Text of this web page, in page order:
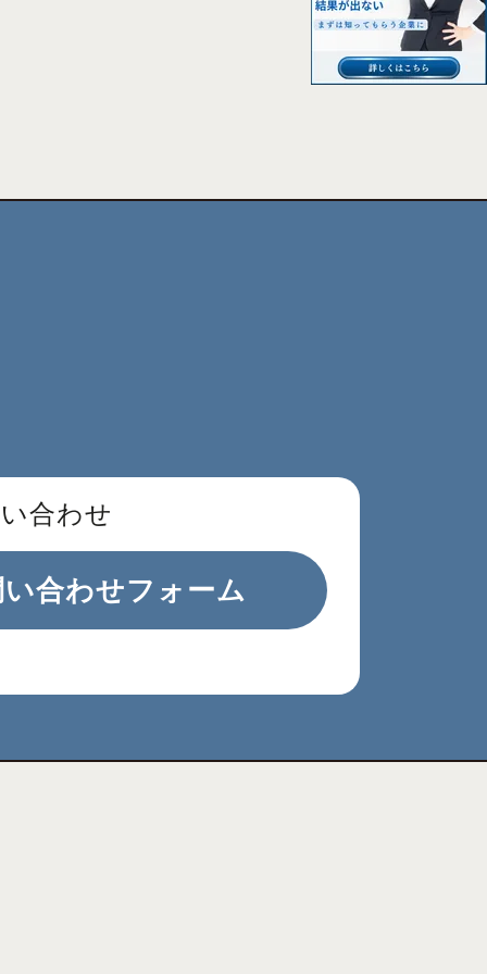
合わせ
合わせフォーム